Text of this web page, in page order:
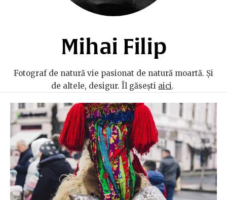
Mihai Filip
Fotograf de natură vie pasionat de natură moartă. Și
de altele, desigur. Îl găsești aici.